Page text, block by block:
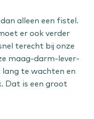
alleen een fistel.
er ook verder
terecht bij onze
maag-darm-lever-
te wachten en
Dat is een groot